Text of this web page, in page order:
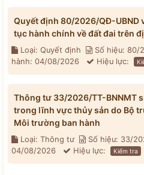
Quyết định 80/2026/QĐ-UBND
tục hành chính về đất đai trên
Loại: Quyết định Số hiệu: 80/
hành: 04/08/2026
Hiệu lực:
Thông tư 33/2026/TT-BNNMT
trong lĩnh vực thủy sản do Bộ
Môi trường ban hành
Loại: Thông tư Số hiệu: 33/
04/08/2026
Hiệu lực: Kiểm tra